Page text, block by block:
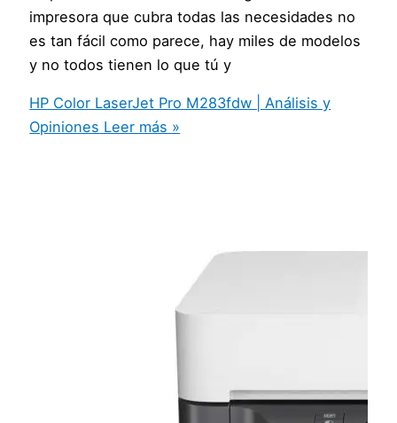
impresora que cubra todas las necesidades no
es tan fácil como parece, hay miles de modelos
y no todos tienen lo que tú y
HP Color LaserJet Pro M283fdw | Análisis y
Opiniones Leer más »